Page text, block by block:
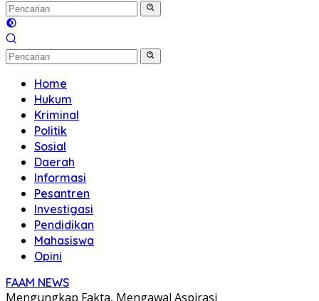
Home
Hukum
Kriminal
Politik
Sosial
Daerah
Informasi
Pesantren
Investigasi
Pendidikan
Mahasiswa
Opini
FAAM NEWS
Mengungkap Fakta, Mengawal Aspirasi